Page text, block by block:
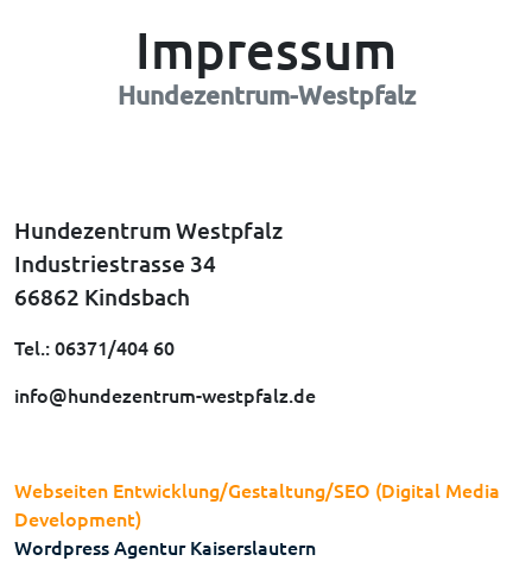
Impressum
Hundezentrum-Westpfalz
Hundezentrum Westpfalz
Industriestrasse 34
66862 Kindsbach
Tel.: 06371/404 60
info@hundezentrum-westpfalz.de
Webseiten Entwicklung/Gestaltung/SEO (Digital Media
Development)
Wordpress Agentur Kaiserslautern